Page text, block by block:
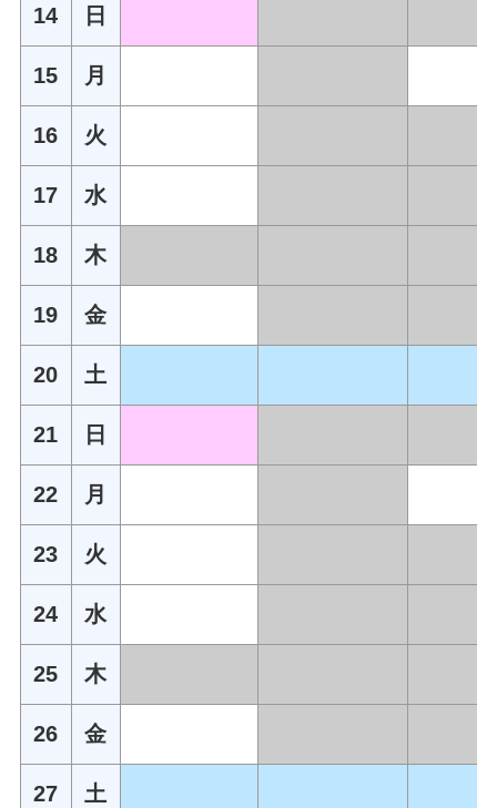
14 日
15 月
16 火
17 水
18 木
19 金
20 土
21 日
22 月
23 火
24 水
25 木
26 金
27 土